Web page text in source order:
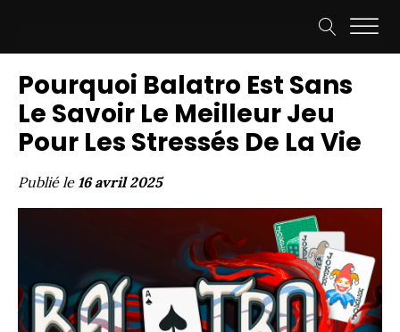
Pourquoi Balatro Est Sans
Le Savoir Le Meilleur Jeu
Pour Les Stressés De La Vie
Publié le 16 avril 2025